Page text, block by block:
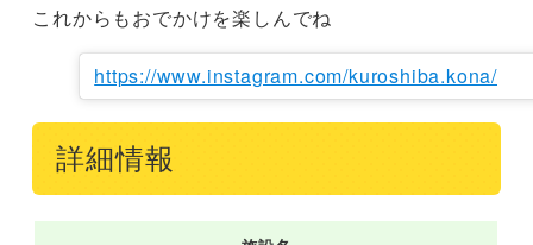
これからもおでかけを楽しんでね
https://www.instagram.com/kuroshiba.kona/
詳細情報